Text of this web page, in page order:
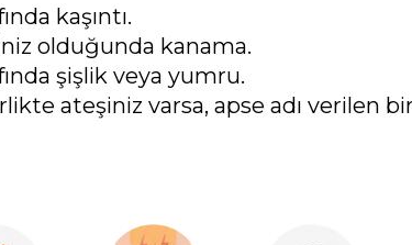
kaşıntı.
olduğunda kanama.
şişlik veya yumru.
ateşiniz varsa, apse adı verilen